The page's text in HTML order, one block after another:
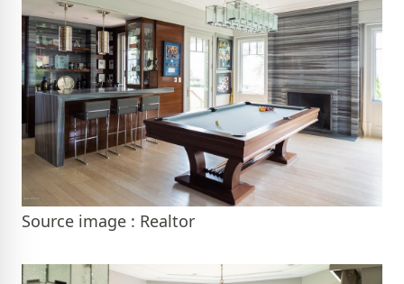
Source image : Realtor